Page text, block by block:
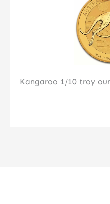
Kangaroo 1/10 troy